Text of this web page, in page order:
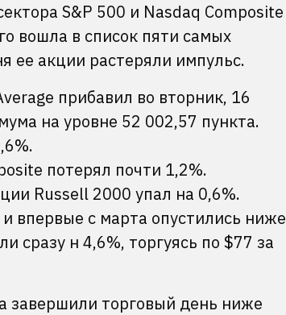
S&P 500 и Nasdaq Composite
вошла в список пяти самых
ее акции растеряли импульс.
прибавил во вторник, 16
на уровне 52 002,57 пункта.
потерял почти 1,2%.
Russell 2000 упал на 0,6%.
впервые с марта опустились ниже
сразу н 4,6%, торгуясь по $77 за
завершили торговый день ниже